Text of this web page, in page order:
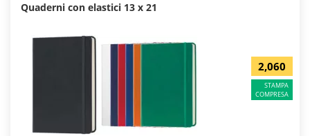
Quaderni con elastici 13 x 21
2,060
STAMPA
COMPRESA